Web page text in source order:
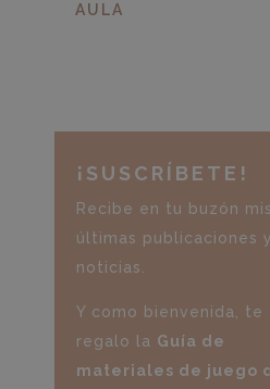
AULA
¡SUSCRÍBETE!
Recibe en tu buzón mis
últimas publicaciones y
noticias.
Y como bienvenida, te
regalo la Guía de
materiales de juego